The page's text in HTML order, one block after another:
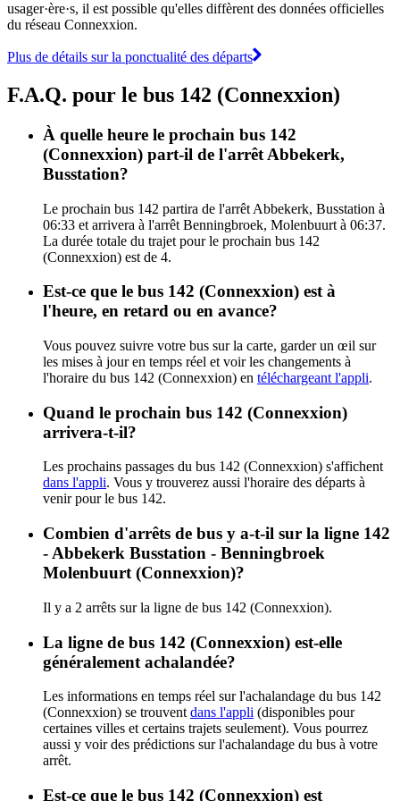
usager·ère·s, il est possible qu'elles diffèrent des données officielles
du réseau Connexxion.
Plus de détails sur la ponctualité des départs
F.A.Q. pour le bus 142 (Connexxion)
À quelle heure le prochain bus 142
(Connexxion) part-il de l'arrêt Abbekerk,
Busstation?
Le prochain bus 142 partira de l'arrêt Abbekerk, Busstation à
06:33 et arrivera à l'arrêt Benningbroek, Molenbuurt à 06:37.
La durée totale du trajet pour le prochain bus 142
(Connexxion) est de 4.
Est-ce que le bus 142 (Connexxion) est à
l'heure, en retard ou en avance?
Vous pouvez suivre votre bus sur la carte, garder un œil sur
les mises à jour en temps réel et voir les changements à
l'horaire du bus 142 (Connexxion) en téléchargeant l'appli.
Quand le prochain bus 142 (Connexxion)
arrivera-t-il?
Les prochains passages du bus 142 (Connexxion) s'affichent
dans l'appli. Vous y trouverez aussi l'horaire des départs à
venir pour le bus 142.
Combien d'arrêts de bus y a-t-il sur la ligne 142
- Abbekerk Busstation - Benningbroek
Molenbuurt (Connexxion)?
Il y a 2 arrêts sur la ligne de bus 142 (Connexxion).
La ligne de bus 142 (Connexxion) est-elle
généralement achalandée?
Les informations en temps réel sur l'achalandage du bus 142
(Connexxion) se trouvent dans l'appli (disponibles pour
certaines villes et certains trajets seulement). Vous pourrez
aussi y voir des prédictions sur l'achalandage du bus à votre
arrêt.
Est-ce que le bus 142 (Connexxion) est